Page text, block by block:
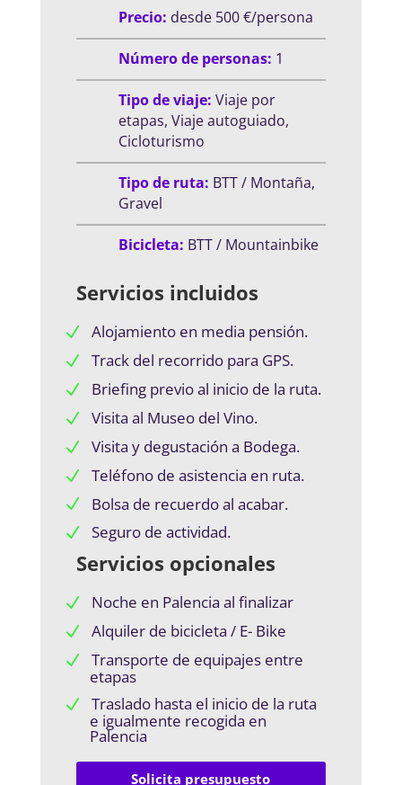
Precio: desde 500 €/persona
Número de personas: 1
Tipo de viaje: Viaje por
etapas, Viaje autoguiado,
Cicloturismo
Tipo de ruta: BTT / Montaña,
Gravel
Bicicleta: BTT / Mountainbike
Servicios incluidos
Alojamiento en media pensión.
Track del recorrido para GPS.
Briefing previo al inicio de la ruta.
Visita al Museo del Vino.
Visita y degustación a Bodega.
Teléfono de asistencia en ruta.
Bolsa de recuerdo al acabar.
Seguro de actividad.
Servicios opcionales
Noche en Palencia al finalizar
Alquiler de bicicleta / E- Bike
Transporte de equipajes entre
etapas
Traslado hasta el inicio de la ruta
e igualmente recogida en
Palencia
Solicita presupuesto